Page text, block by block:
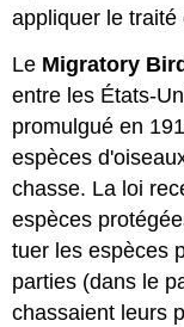
appliquer le
Le Migratory
entre les États-
promulgué en
espèces
chasse. La loi
espèces
tuer les espèces
parties (dans le
chassaient leurs